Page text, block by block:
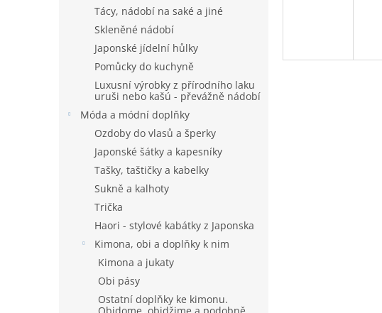
Tácy, nádobí na saké a jiné
Skleněné nádobí
Japonské jídelní hůlky
Pomůcky do kuchyně
Luxusní výrobky z přírodního laku
uruši nebo kašú - převážně nádobí
Móda a módní doplňky
Ozdoby do vlasů a šperky
Japonské šátky a kapesníky
Tašky, taštičky a kabelky
Sukně a kalhoty
Trička
Haori - stylové kabátky z Japonska
Kimona, obi a doplňky k nim
Kimona a jukaty
Obi pásy
Ostatní doplňky ke kimonu.